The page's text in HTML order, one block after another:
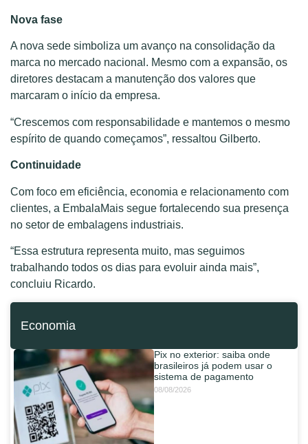
Nova fase
A nova sede simboliza um avanço na consolidação da
marca no mercado nacional. Mesmo com a expansão, os
diretores destacam a manutenção dos valores que
marcaram o início da empresa.
“Crescemos com responsabilidade e mantemos o mesmo
espírito de quando começamos”, ressaltou Gilberto.
Continuidade
Com foco em eficiência, economia e relacionamento com
clientes, a EmbalaMais segue fortalecendo sua presença
no setor de embalagens industriais.
“Essa estrutura representa muito, mas seguimos
trabalhando todos os dias para evoluir ainda mais”,
concluiu Ricardo.
Economia
Pix no exterior: saiba onde
brasileiros já podem usar o
sistema de pagamento
08/08/2026